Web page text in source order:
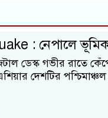
: নেপালে
ডেস্ক গভীর রাতে
দেশটির